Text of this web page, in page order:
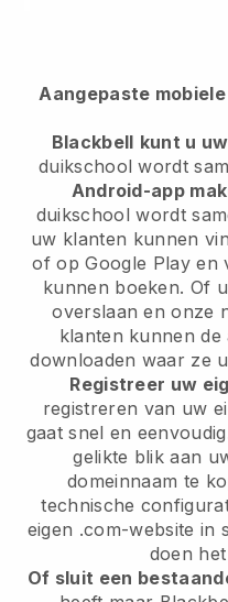
Aangepaste
Blackbell kunt u
duikschool wordt
Android-app
duikschool wordt
uw klanten kunnen
of op Google Play en
kunnen boeken. Of
overslaan en onze
klanten kunnen de
downloaden waar ze
Registreer uw
registreren van uw
gaat snel en
gelikte blik aan
domeinnaam te
technische
eigen .com-website in
doen
Of sluit een